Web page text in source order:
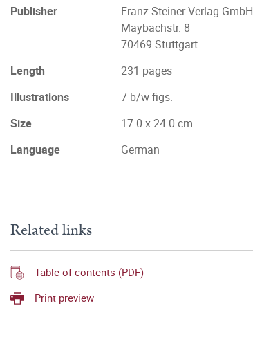
Publisher
Franz Steiner Verlag GmbH
Maybachstr. 8
70469 Stuttgart
Length
231 pages
Illustrations
7 b/w figs.
Size
17.0 x 24.0 cm
Language
German
Related links
Table of contents (PDF)
Print preview